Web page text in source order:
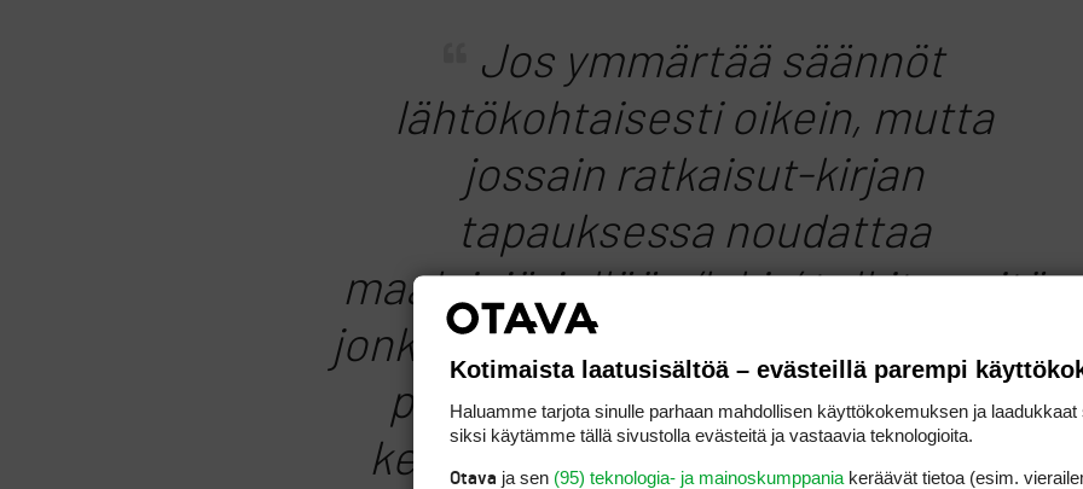
Jos ymmärtää säännöt
lähtökohtaisesti oikein, mutta
jossain ratkaisut-kirjan
tapauksessa noudattaa
maalaisjärjellään ’lakia’ tulkiten sitä
jonkin verran annetusta esimerkistä
poikkeavasti, syyllistyy pelaaja
kenties pelin hengen vastaiseen
Kotimaista laatusisältöä – evästeillä parempi
Haluamme tarjota sinulle parhaan mahdollisen käyttökokemuksen ja laadukkaat
siksi käytämme tällä sivustolla evästeitä ja vastaavia teknologioita.
Otava ja sen (95) teknologia- ja mainoskumppania keräävät tietoa (esim.